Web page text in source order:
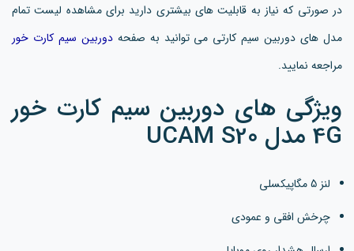
در صورتی که نیاز به قابلیت های بیشتری دارید برای مشاهده لیست تمام
مدل های دوربین سیم کارتی می توانید به صفحهدوربین سیم کارت خور
مراجعه نمایید.
ویژگی های دوربین سیم کارت خور
4G مدل UCAM S20
لنز 5 مگاپیکسلی
چرخش افقی و عمودی